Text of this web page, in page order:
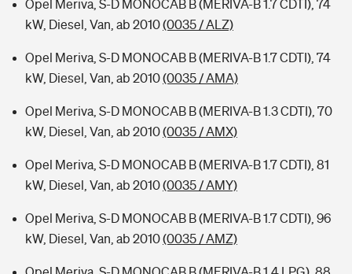
Opel Meriva, S-D MONOCAB B (MERIVA-B 1.7 CDTI), 74
kW, Diesel, Van, ab 2010(0035 / ALZ)
Opel Meriva, S-D MONOCAB B (MERIVA-B 1.7 CDTI), 74
kW, Diesel, Van, ab 2010(0035 / AMA)
Opel Meriva, S-D MONOCAB B (MERIVA-B 1.3 CDTI), 70
kW, Diesel, Van, ab 2010(0035 / AMX)
Opel Meriva, S-D MONOCAB B (MERIVA-B 1.7 CDTI), 81
kW, Diesel, Van, ab 2010(0035 / AMY)
Opel Meriva, S-D MONOCAB B (MERIVA-B 1.7 CDTI), 96
kW, Diesel, Van, ab 2010(0035 / AMZ)